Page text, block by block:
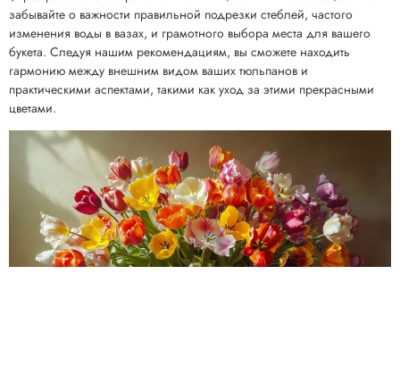
забывайте о важности правильной подрезки стеблей, частого
изменения воды в вазах, и грамотного выбора места для вашего
букета. Следуя нашим рекомендациям, вы сможете находить
гармонию между внешним видом ваших тюльпанов и
практическими аспектами, такими как уход за этими прекрасными
цветами.